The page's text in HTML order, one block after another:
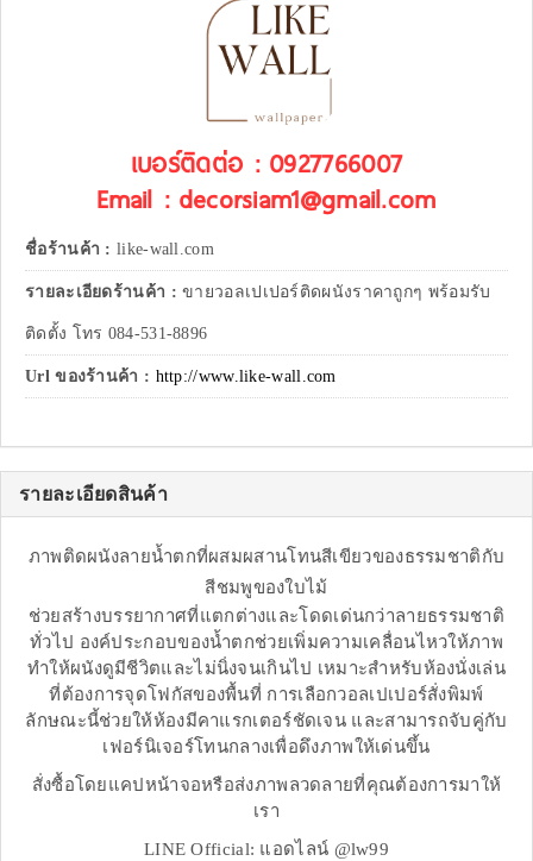
เบอร์ติดต่อ : 0927766007
Email : decorsiam1@gmail.com
ชื่อร้านค้า : like-wall.com
รายละเอียดร้านค้า :ขายวอลเปเปอร์ติดผนังราคาถูกๆ พร้อมรับ
ติดตั้ง โทร 084-531-8896
Url ของร้านค้า : http://www.like-wall.com
รายละเอียดสินค้า
ภาพติดผนังลายน้ำตกที่ผสมผสานโทนสีเขียวของธรรมชาติกับ
สีชมพูของใบไม้
ช่วยสร้างบรรยากาศที่แตกต่างและโดดเด่นกว่าลายธรรมชาติ
ทั่วไป องค์ประกอบของน้ำตกช่วยเพิ่มความเคลื่อนไหวให้ภาพ
ทำให้ผนังดูมีชีวิตและไม่นิ่งจนเกินไป เหมาะสำหรับห้องนั่งเล่น
ที่ต้องการจุดโฟกัสของพื้นที่ การเลือกวอลเปเปอร์สั่งพิมพ์
ลักษณะนี้ช่วยให้ห้องมีคาแรกเตอร์ชัดเจน และสามารถจับคู่กับ
เฟอร์นิเจอร์โทนกลางเพื่อดึงภาพให้เด่นขึ้น
สั่งซื้อโดยแคปหน้าจอหรือส่งภาพลวดลายที่คุณต้องการมาให้
เรา
LINE Official: แอดไลน์ @lw99